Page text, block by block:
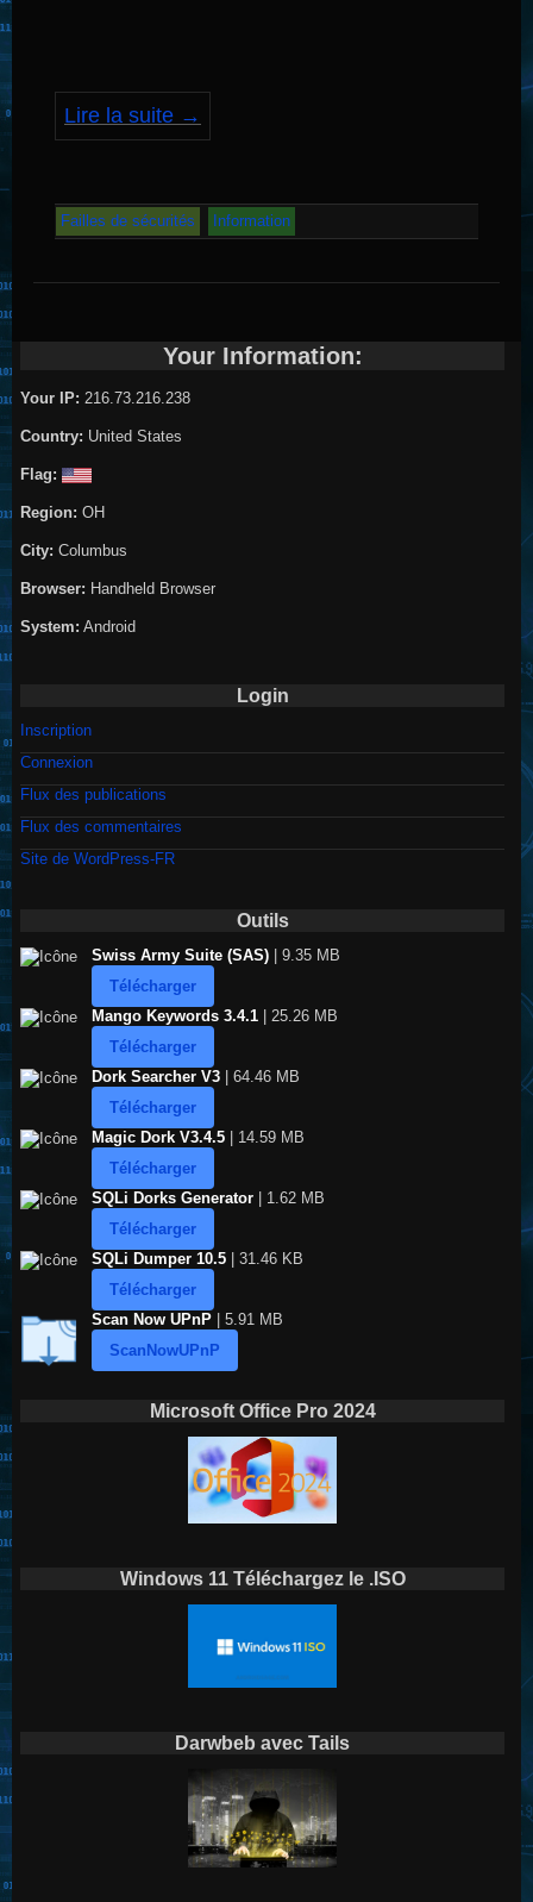
Lire la suite →
Failles de sécurités Information
Your Information:
Your IP: 216.73.216.238
Country: United States
Flag:
Region: OH
City: Columbus
Browser: Handheld Browser
System: Android
Login
Inscription
Connexion
Flux des publications
Flux des commentaires
Site de WordPress-FR
Outils
Swiss Army Suite (SAS)| 9.35 MB
Télécharger
Mango Keywords 3.4.1| 25.26 MB
Télécharger
Dork Searcher V3| 64.46 MB
Télécharger
Magic Dork V3.4.5| 14.59 MB
Télécharger
SQLi Dorks Generator| 1.62 MB
Télécharger
SQLi Dumper 10.5| 31.46 KB
Télécharger
Scan Now UPnP| 5.91 MB
ScanNowUPnP
Microsoft Office Pro 2024
Windows 11 Téléchargez le .ISO
Darwbeb avec Tails